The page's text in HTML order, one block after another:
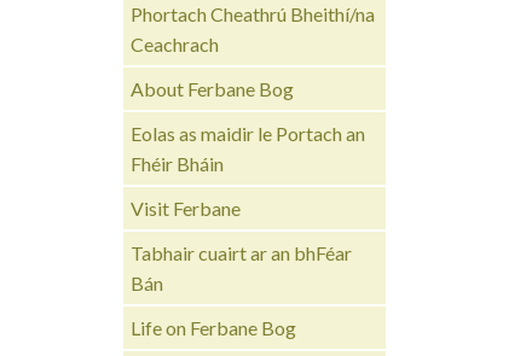
Phortach Cheathrú Bheithí/na
Ceachrach
About Ferbane Bog
Eolas as maidir le Portach an
Fhéir Bháin
Visit Ferbane
Tabhair cuairt ar an bhFéar
Bán
Life on Ferbane Bog